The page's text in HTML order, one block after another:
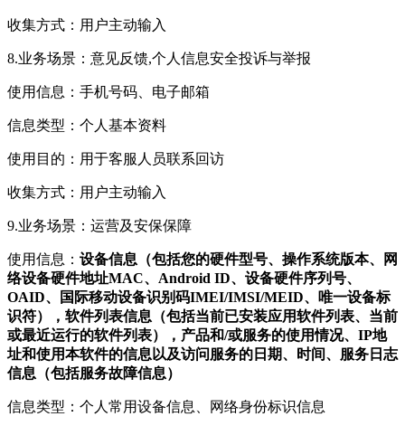
收集方式：用户主动输入
8.业务场景：意见反馈,个人信息安全投诉与举报
使用信息：手机号码、电子邮箱
信息类型：个人基本资料
使用目的：用于客服人员联系回访
收集方式：用户主动输入
9.业务场景：运营及安保保障
使用信息： 设备信息（包括您的硬件型号、操作系统版本、网
络设备硬件地址MAC、Android ID、设备硬件序列号、
OAID、国际移动设备识别码IMEI/IMSI/MEID、唯一设备标
识符），软件列表信息（包括当前已安装应用软件列表、当前
或最近运行的软件列表），产品和/或服务的使用情况、IP地
址和使用本软件的信息以及访问服务的日期、时间、服务日志
信息（包括服务故障信息）
信息类型：个人常用设备信息、网络身份标识信息